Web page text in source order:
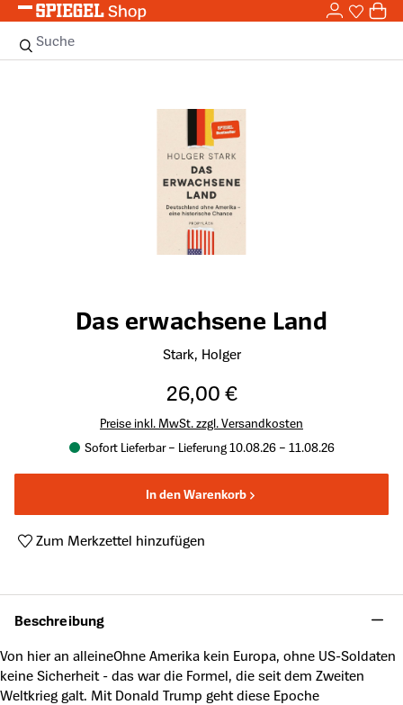
Zum Hauptinhalt springen 0
Suche
Das erwachsene Land
Stark, Holger
26,00 €
Preise inkl. MwSt. zzgl. Versandkosten
Sofort Lieferbar – Lieferung 10.08.26 – 11.08.26
In den Warenkorb
Zum Merkzettel hinzufügen
Beschreibung
Von hier an alleineOhne Amerika kein Europa, ohne US-Soldaten
keine Sicherheit - das war die Formel, die seit dem Zweiten
Weltkrieg galt. Mit Donald Trump geht diese Epoche